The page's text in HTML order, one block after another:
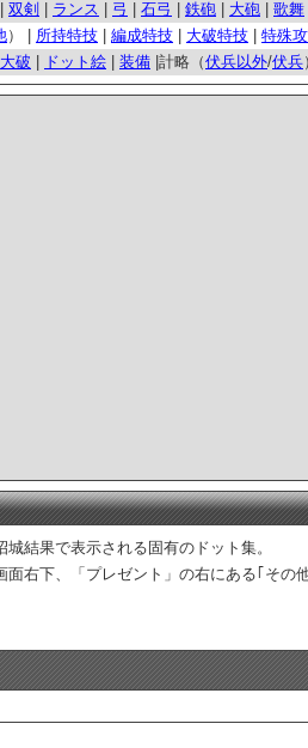
双剣 ランス 弓 石弓 鉄砲 大砲 歌舞
） | 所持特技 編成特技 大破特技 特殊
大破 ドット絵 装備 |計略（伏兵以外/伏兵
結果で表示される固有のドット集。
右下、「プレゼント」の右にある｢その